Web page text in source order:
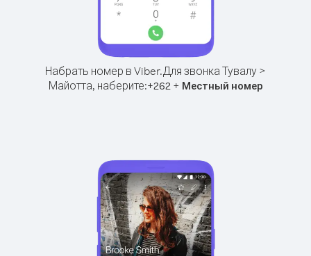
Набрать номер в Viber.Для звонка Тувалу >
Майотта, наберите:+262+ Местный номер